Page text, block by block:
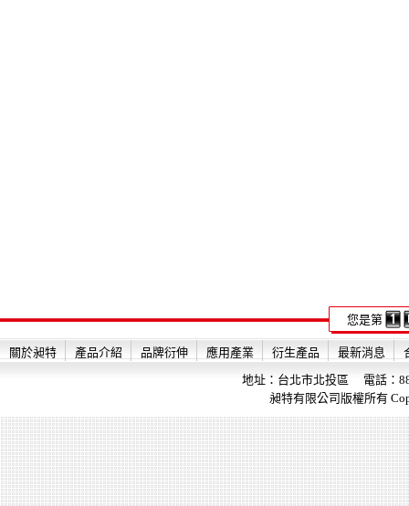
您是第
關於昶特 產品介紹 品牌衍伸 應用產業 衍生產品 最新消息
地址：台北市北投區 電話：
昶特有限公司版權所有